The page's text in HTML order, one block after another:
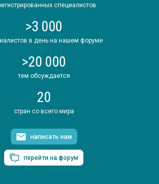
специалистов
>3 000
в день на нашем форуме
>20 000
тем обсуждается
20
стран со всего мира
написать нам
перейти на форум